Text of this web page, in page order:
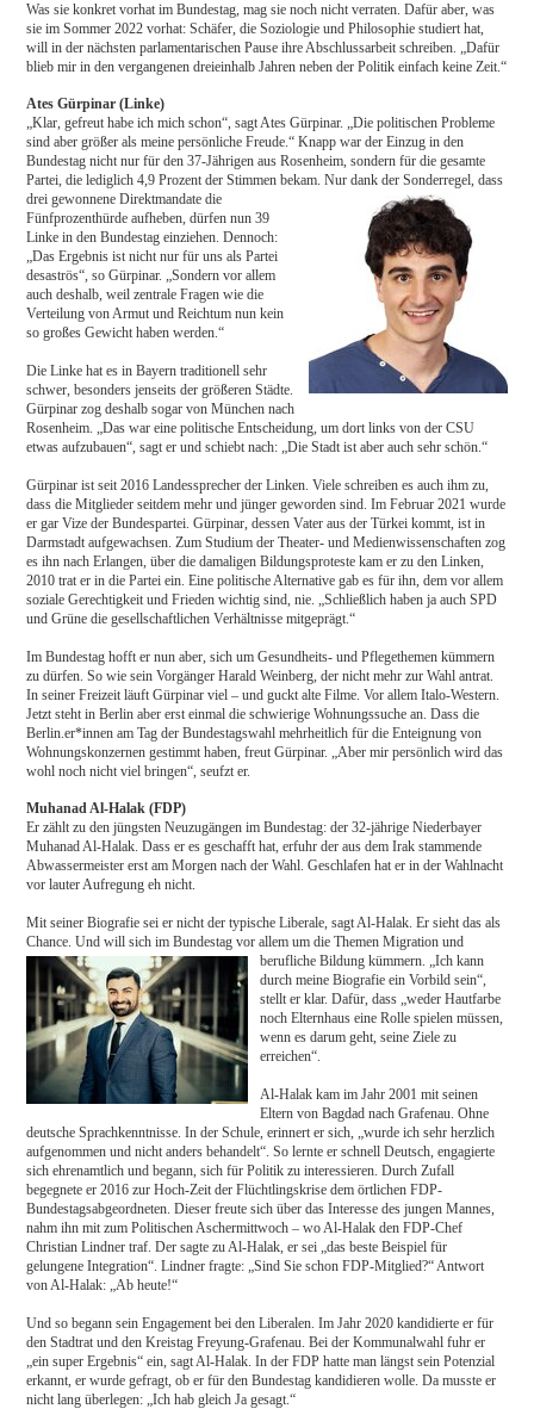
Was sie konkret vorhat im Bundestag, mag sie noch nicht verraten. Dafür aber, was
sie im Sommer 2022 vorhat: Schäfer, die Soziologie und Philosophie studiert hat,
will in der nächsten parlamentarischen Pause ihre Abschlussarbeit schreiben. „Dafür
blieb mir in den vergangenen dreieinhalb Jahren neben der Politik einfach keine Zeit.“
Ates Gürpinar (Linke)
„Klar, gefreut habe ich mich schon“, sagt Ates Gürpinar. „Die politischen Probleme
sind aber größer als meine persönliche Freude.“ Knapp war der Einzug in den
Bundestag nicht nur für den 37-Jährigen aus Rosenheim, sondern für die gesamte
Partei, die lediglich 4,9 Prozent der Stimmen bekam. Nur dank der Sonderregel, dass
drei gewonnene Direktmandate die
Fünfprozenthürde aufheben, dürfen nun 39
Linke in den Bundestag einziehen. Dennoch:
„Das Ergebnis ist nicht nur für uns als Partei
desaströs“, so Gürpinar. „Sondern vor allem
auch deshalb, weil zentrale Fragen wie die
Verteilung von Armut und Reichtum nun kein
so großes Gewicht haben werden.“
Die Linke hat es in Bayern traditionell sehr
schwer, besonders jenseits der größeren Städte.
Gürpinar zog deshalb sogar von München nach
Rosenheim. „Das war eine politische Entscheidung, um dort links von der CSU
etwas aufzubauen“, sagt er und schiebt nach: „Die Stadt ist aber auch sehr schön.“
Gürpinar ist seit 2016 Landessprecher der Linken. Viele schreiben es auch ihm zu,
dass die Mitglieder seitdem mehr und jünger geworden sind. Im Februar 2021 wurde
er gar Vize der Bundespartei. Gürpinar, dessen Vater aus der Türkei kommt, ist in
Darmstadt aufgewachsen. Zum Studium der Theater- und Medienwissenschaften zog
es ihn nach Erlangen, über die damaligen Bildungsproteste kam er zu den Linken,
2010 trat er in die Partei ein. Eine politische Alternative gab es für ihn, dem vor allem
soziale Gerechtigkeit und Frieden wichtig sind, nie. „Schließlich haben ja auch SPD
und Grüne die gesellschaftlichen Verhältnisse mitgeprägt.“
Im Bundestag hofft er nun aber, sich um Gesundheits- und Pflegethemen kümmern
zu dürfen. So wie sein Vorgänger Harald Weinberg, der nicht mehr zur Wahl antrat.
In seiner Freizeit läuft Gürpinar viel – und guckt alte Filme. Vor allem Italo-Western.
Jetzt steht in Berlin aber erst einmal die schwierige Wohnungssuche an. Dass die
Berlin.er*innen am Tag der Bundestagswahl mehrheitlich für die Enteignung von
Wohnungskonzernen gestimmt haben, freut Gürpinar. „Aber mir persönlich wird das
wohl noch nicht viel bringen“, seufzt er.
Muhanad Al-Halak (FDP)
Er zählt zu den jüngsten Neuzugängen im Bundestag: der 32-jährige Niederbayer
Muhanad Al-Halak. Dass er es geschafft hat, erfuhr der aus dem Irak stammende
Abwassermeister erst am Morgen nach der Wahl. Geschlafen hat er in der Wahlnacht
vor lauter Aufregung eh nicht.
Mit seiner Biografie sei er nicht der typische Liberale, sagt Al-Halak. Er sieht das als
Chance. Und will sich im Bundestag vor allem um die Themen Migration und
berufliche Bildung kümmern. „Ich kann
durch meine Biografie ein Vorbild sein“,
stellt er klar. Dafür, dass „weder Hautfarbe
noch Elternhaus eine Rolle spielen müssen,
wenn es darum geht, seine Ziele zu
erreichen“.
Al-Halak kam im Jahr 2001 mit seinen
Eltern von Bagdad nach Grafenau. Ohne
deutsche Sprachkenntnisse. In der Schule, erinnert er sich, „wurde ich sehr herzlich
aufgenommen und nicht anders behandelt“. So lernte er schnell Deutsch, engagierte
sich ehrenamtlich und begann, sich für Politik zu interessieren. Durch Zufall
begegnete er 2016 zur Hoch-Zeit der Flüchtlingskrise dem örtlichen FDP-
Bundestagsabgeordneten. Dieser freute sich über das Interesse des jungen Mannes,
nahm ihn mit zum Politischen Aschermittwoch – wo Al-Halak den FDP-Chef
Christian Lindner traf. Der sagte zu Al-Halak, er sei „das beste Beispiel für
gelungene Integration“. Lindner fragte: „Sind Sie schon FDP-Mitglied?“ Antwort
von Al-Halak: „Ab heute!“
Und so begann sein Engagement bei den Liberalen. Im Jahr 2020 kandidierte er für
den Stadtrat und den Kreistag Freyung-Grafenau. Bei der Kommunalwahl fuhr er
„ein super Ergebnis“ ein, sagt Al-Halak. In der FDP hatte man längst sein Potenzial
erkannt, er wurde gefragt, ob er für den Bundestag kandidieren wolle. Da musste er
nicht lang überlegen: „Ich hab gleich Ja gesagt.“